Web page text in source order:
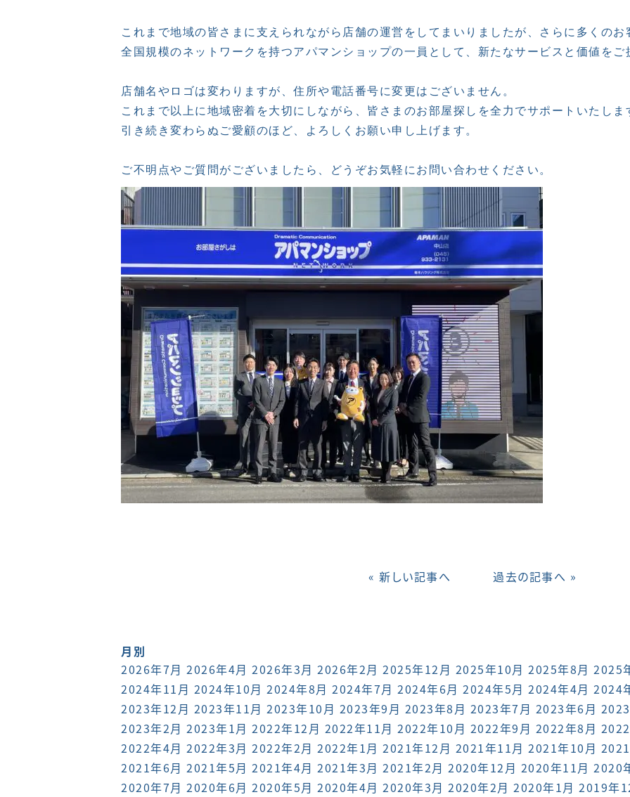
これまで地域の皆さまに支えられながら店舗の運営をしてまいりましたが、さらに多くの
全国規模のネットワークを持つアパマンショップの一員として、新たなサービスと価値を
店舗名やロゴは変わりますが、住所や電話番号に変更はございません。
これまで以上に地域密着を大切にしながら、皆さまのお部屋探しを全力でサポートいたしま
引き続き変わらぬご愛顧のほど、よろしくお願い申し上げます。
« 新しい記事へ 過去の記事へ »
月別
2026年7月 2026年4月 2026年3月 2026年2月 2025年12月 2025年10月 2025年8月 2025
2024年11月 2024年10月 2024年8月 2024年7月 2024年6月 2024年5月 2024年4月 2024
2023年12月 2023年11月 2023年10月 2023年9月 2023年8月 2023年7月 2023年6月
2023年2月 2023年1月 2022年12月 2022年11月 2022年10月 2022年9月 2022年8月
2022年4月 2022年3月 2022年2月 2022年1月 2021年12月 2021年11月 2021年10月
2021年6月 2021年5月 2021年4月 2021年3月 2021年2月 2020年12月 2020年11月 2020
2020年7月 2020年6月 2020年5月 2020年4月 2020年3月 2020年2月 2020年1月 2019年